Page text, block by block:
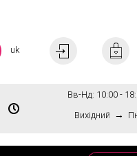
uk
Вв-Нд: 10:00 -
Вихідний →